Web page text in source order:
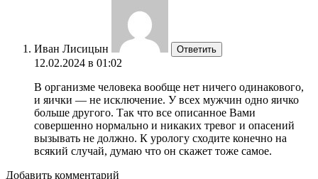
Иван Лисицын Ответить
12.02.2024 в 01:02
В организме человека вообще нет ничего одинакового,
и яички — не исключение. У всех мужчин одно яичко
больше другого. Так что все описанное Вами
совершенно нормально и никаких тревог и опасений
вызывать не должно. К урологу сходите конечно на
всякий случай, думаю что он скажет тоже самое.
Добавить комментарий